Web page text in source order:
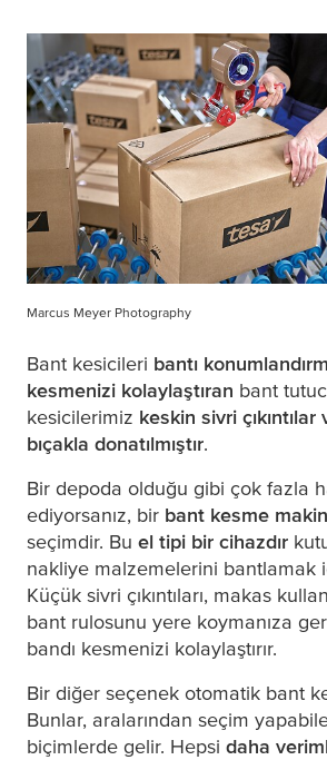
Marcus Meyer Photography
Bant kesicileri bantı
kesmenizi kolaylaştıran bant
kesicilerimiz keskin sivri
bıçakla donatılmıştır.
Bir depoda olduğu gibi çok fazla
ediyorsanız, bir bant kesme
seçimdir. Bu el tipi bir cihazdır
nakliye malzemelerini bantlamak
Küçük sivri çıkıntıları, makas
bant rulosunu yere koymanıza
bandı kesmenizi kolaylaştırır.
Bir diğer seçenek otomatik bant
Bunlar, aralarından seçim
biçimlerde gelir. Hepsi daha